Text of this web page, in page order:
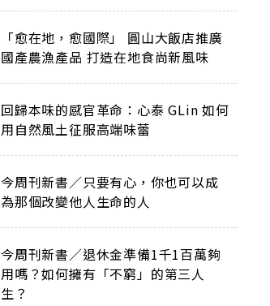
「愈在地，愈國際」 圓山大飯店推廣
國產農漁產品 打造在地食尚新風味
回歸本味的感官革命：心泰 GLin 如何
用自然風土征服高端味蕾
今周刊新書／只要有心，你也可以成
為那個改變他人生命的人
今周刊新書／退休金準備1千1百萬夠
用嗎？如何擁有「不窮」的第三人
生？